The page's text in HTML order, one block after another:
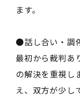
ます。
●話し合い・調
最初から裁判あ
の解決を重視し
え、双方が少し